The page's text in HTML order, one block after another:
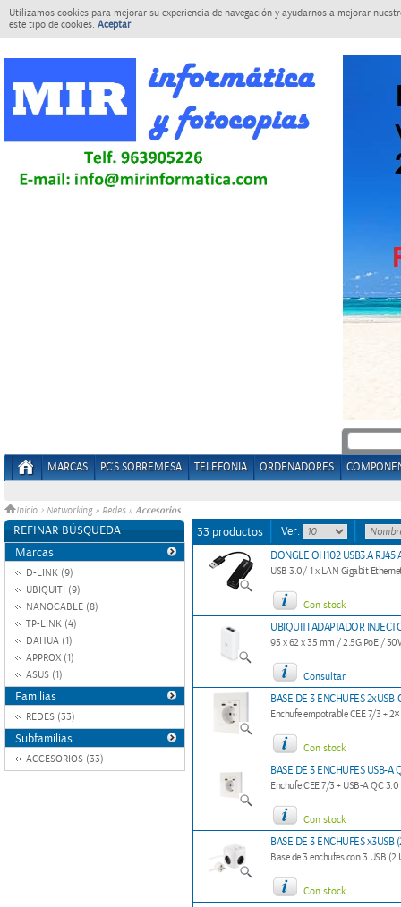
Utilizamos cookies para mejorar su experiencia de navegación y ayudarnos a mejorar
este tipo de cookies. Aceptar
MARCAS PC'S SOBREMESA TELEFONIA ORDENADORES
Inicio > Networking» Redes » Accesorios
REFINAR BÚSQUEDA
Marcas
D-LINK (9)
UBIQUITI (9)
NANOCABLE (8)
TP-LINK (4)
DAHUA (1)
APPROX (1)
ASUS (1)
Familias
REDES (33)
Subfamilias
ACCESORIOS (33)
33 productos Ver:
DONGLE OH102 USB3.A RJ45
USB 3.0/ 1 x LAN Gigabit
Con stock
UBIQUITI ADAPTADOR
93 x 62 x 35 mm / 2.5G PoE /
Consultar
BASE DE 3 ENCHUFES
Enchufe empotrable CEE 7/3 +
Con stock
BASE DE 3 ENCHUFES USB-A
Enchufe CEE 7/3 + USB-A QC
Con stock
BASE DE 3 ENCHUFES x3USB
Base de 3 enchufes con 3 USB (2
Con stock